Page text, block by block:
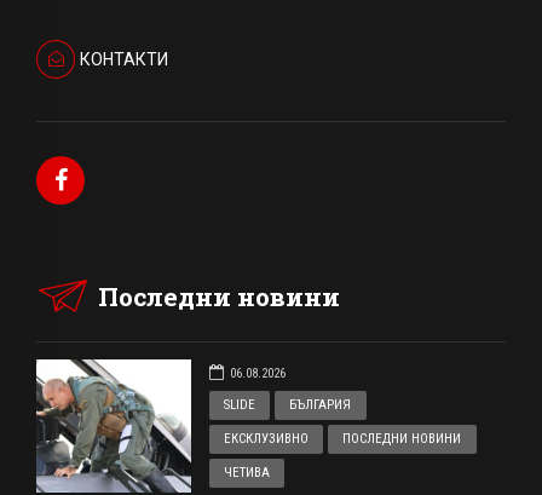
КОНТАКТИ
Последни новини
06.08.2026
SLIDE
БЪЛГАРИЯ
ЕКСКЛУЗИВНО ПОСЛЕДНИ НОВИНИ
ЧЕТИВА